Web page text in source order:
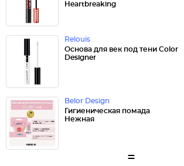
Heartbreaking
Relouis
Основа для век под тени Color
Designer
Belor Design
Гигиеническая помада
Нежная
=